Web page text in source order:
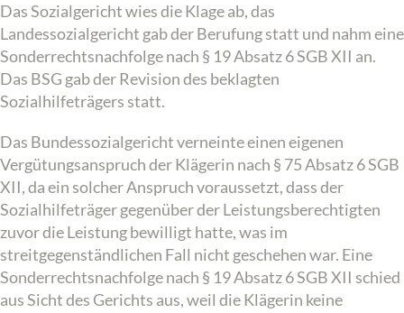
Das Sozialgericht wies die Klage ab, das
Landessozialgericht gab der Berufung statt und nahm eine
Sonderrechtsnachfolge nach § 19 Absatz 6 SGB XII an.
Das BSG gab der Revision des beklagten
Sozialhilfeträgers statt.
Das Bundessozialgericht verneinte einen eigenen
Vergütungsanspruch der Klägerin nach § 75 Absatz 6 SGB
XII, da ein solcher Anspruch voraussetzt, dass der
Sozialhilfeträger gegenüber der Leistungsberechtigten
zuvor die Leistung bewilligt hatte, was im
streitgegenständlichen Fall nicht geschehen war. Eine
Sonderrechtsnachfolge nach § 19 Absatz 6 SGB XII schied
aus Sicht des Gerichts aus, weil die Klägerin keine